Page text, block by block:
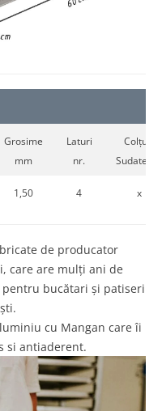
Grosime
mm
Laturi
nr.
Colțuri
Sudate nr.
1,50 4 x
de producator
care are mulți ani de
bucătari și patiseri
cu Mangan care îi
si antiaderent.